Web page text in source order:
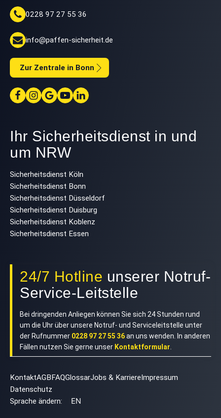
0228 97 27 55 36
info@paffen-sicherheit.de
Zur Zentrale in Bonn
Ihr Sicherheitsdienst in und
um NRW
Sicherheitsdienst Köln
Sicherheitsdienst Bonn
Sicherheitsdienst Düsseldorf
Sicherheitsdienst Duisburg
Sicherheitsdienst Koblenz
Sicherheitsdienst Essen
24/7 Hotline unserer Notruf-
Service-Leitstelle
Bei dringenden Anliegen können Sie sich 24 Stunden rund
um die Uhr über unsere Notruf- und Serviceleitstelle unter
der Rufnummer 0228 97 27 55 36an uns wenden. In anderen
Fällen nutzen Sie gerne unser Kontaktformular.
KontaktAGB FAQGlossarJobs & Karriere Impressum
Datenschutz
Sprache ändern:
EN